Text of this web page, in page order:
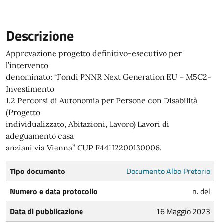
Descrizione
Approvazione progetto definitivo-esecutivo per
l’intervento
denominato: “Fondi PNNR Next Generation EU – M5C2-
Investimento
1.2 Percorsi di Autonomia per Persone con Disabilità
(Progetto
individualizzato, Abitazioni, Lavoro) Lavori di
adeguamento casa
anziani via Vienna” CUP F44H2200130006.
Tipo documento
Documento Albo Pretorio
Numero e data protocollo
n. del
Data di pubblicazione
16 Maggio 2023